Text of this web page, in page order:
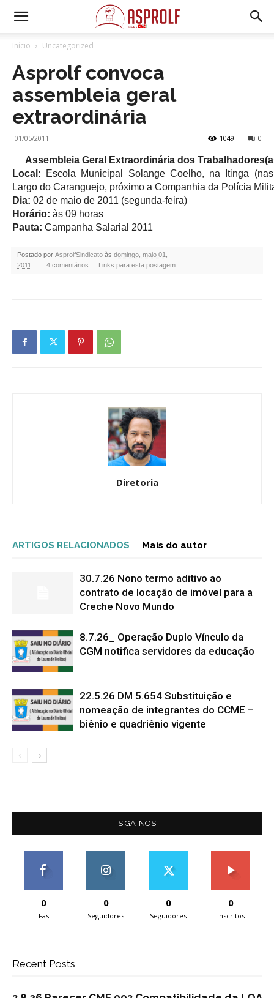
Início Uncategorized
Asprolf convoca
assembleia geral
extraordinária
01/05/2011 0
1049
Assembleia Geral Extraordinária dos
Local: Escola Municipal Solange Coelho, na Itinga
Largo do Caranguejo, próximo a Companhia da Polícia
Dia: 02 de maio de 2011 (segunda-feira)
Horário: às 09 horas
Pauta: Campanha Salarial 2011
Postado por AsprolfSindicato às domingo, maio 01,
2011
4 comentários: Links para esta postagem
Diretoria
ARTIGOS RELACIONADOS Mais do autor
30.7.26 Nono termo aditivo ao
contrato de locação de imóvel para a
Creche Novo Mundo
8.7.26_ Operação Duplo Vínculo da
CGM notifica servidores da educação
22.5.26 DM 5.654 Substituição e
nomeação de integrantes do CCME –
biênio e quadriênio vigente
SIGA-NOS
0
Fãs
0
Seguidores
0
Seguidores
0
Inscritos
Recent Posts